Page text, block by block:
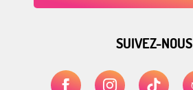
SUIVEZ-NOUS